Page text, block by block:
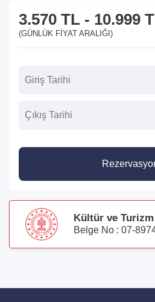
3.570 TL - 10.999
(GÜNLÜK FIYAT ARALIĞI)
Kültür ve Turizm
Belge No : 07-